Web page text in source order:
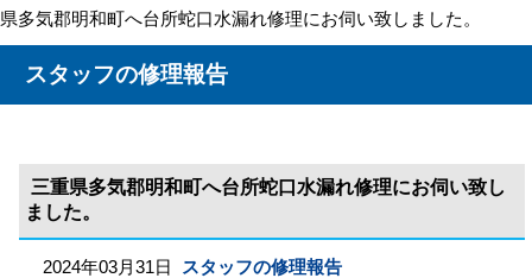
県多気郡明和町へ台所蛇口水漏れ修理にお伺い致しました。
スタッフの修理報告
三重県多気郡明和町へ台所蛇口水漏れ修理にお伺い致し
ました。
2024年03月31日 スタッフの修理報告